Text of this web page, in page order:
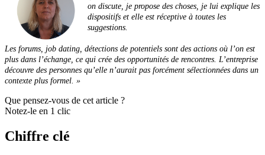
on discute, je propose des choses, je lui explique les
dispositifs et elle est réceptive à toutes les
suggestions.
Les forums, job dating, détections de potentiels sont des actions où l’on est
plus dans l’échange, ce qui crée des opportunités de rencontres. L’entreprise
découvre des personnes qu’elle n’aurait pas forcément sélectionnées dans un
contexte plus formel. »
Que pensez-vous de cet article ?
Notez-le en 1 clic
Chiffre clé